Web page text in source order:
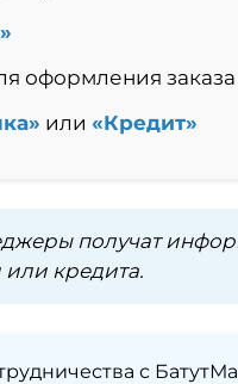
оформления заказа
или «Кредит»
получат
кредита.
с